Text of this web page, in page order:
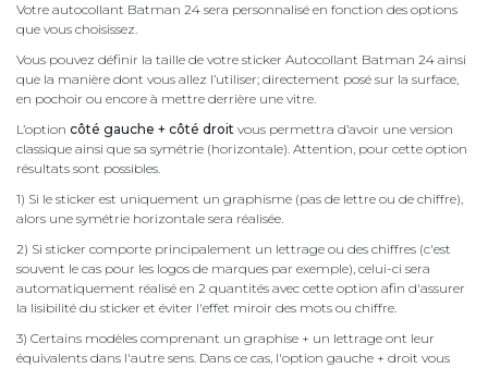
Votre autocollant Batman 24 sera personnalisé en fonction des options
que vous choisissez.
Vous pouvez définir la taille de votre sticker Autocollant Batman 24 ainsi
que la manière dont vous allez l’utiliser; directement posé sur la surface,
en pochoir ou encore à mettre derrière une vitre.
L’option côté gauche + côté droit vous permettra d’avoir une version
classique ainsi que sa symétrie (horizontale). Attention, pour cette option
résultats sont possibles.
1) Si le sticker est uniquement un graphisme (pas de lettre ou de chiffre),
alors une symétrie horizontale sera réalisée.
2) Si sticker comporte principalement un lettrage ou des chiffres (c'est
souvent le cas pour les logos de marques par exemple), celui-ci sera
automatiquement réalisé en 2 quantités avec cette option afin d'assurer
la lisibilité du sticker et éviter l'effet miroir des mots ou chiffre.
3) Certains modèles comprenant un graphise + un lettrage ont leur
équivalents dans l'autre sens. Dans ce cas, l'option gauche + droit vous